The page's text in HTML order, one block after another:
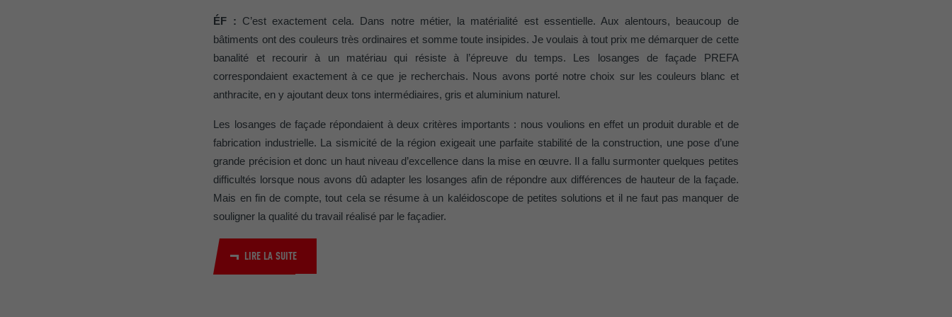
ÉF : C’est exactement cela. Dans notre métier, la matérialité est essentielle. Aux alentours, beaucoup de
bâtiments ont des couleurs très ordinaires et somme toute insipides. Je voulais à tout prix me démarquer de cette
banalité et recourir à un matériau qui résiste à l’épreuve du temps. Les losanges de façade PREFA
correspondaient exactement à ce que je recherchais. Nous avons porté notre choix sur les couleurs blanc et
anthracite, en y ajoutant deux tons intermédiaires, gris et aluminium naturel.
Les losanges de façade répondaient à deux critères importants : nous voulions en effet un produit durable et de
fabrication industrielle. La sismicité de la région exigeait une parfaite stabilité de la construction, une pose d’une
grande précision et donc un haut niveau d’excellence dans la mise en œuvre. Il a fallu surmonter quelques petites
difficultés lorsque nous avons dû adapter les losanges afin de répondre aux différences de hauteur de la façade.
Mais en fin de compte, tout cela se résume à un kaléidoscope de petites solutions et il ne faut pas manquer de
souligner la qualité du travail réalisé par le façadier.
LIRE LA SUITE
NOM _gid
FOURNISSEUR Google Universal Analytics
EXPIRATION 1 jour
UTILITÉ
Enregistre un identifiant unique utilisé pour générer des données
statistiques sur la manière dont l'utilisateur utilise le site Internet.
NOM _gaexp
FOURNISSEUR Google Optimize
EXPIRATION
NOM lang
FOURNISSEUR ads.linkedin.com
EXPIRATION Session
UTILITÉ Enregistre la langue choisie par l'utilisateur pour un site Internet.
NOM lang
FOURNISSEUR